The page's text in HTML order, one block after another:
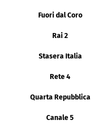
Fuori dal Coro
Rai 2
Stasera Italia
Rete 4
Quarta Repubblica
Canale 5